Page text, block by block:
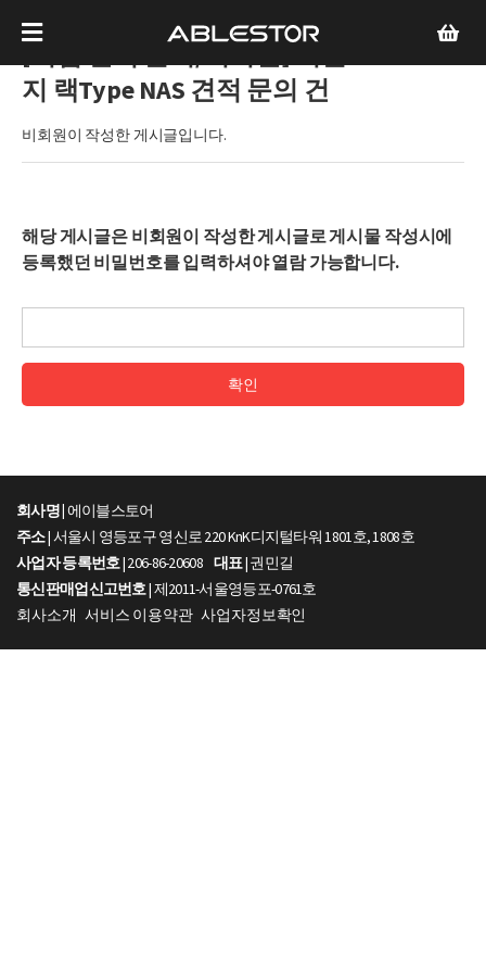
지 랙Type NAS 견적 문의 건
비회원이 작성한 게시글입니다.
해당 게시글은 비회원이 작성한 게시글로 게시물 작성시에
등록했던 비밀번호를 입력하셔야 열람 가능합니다.
회사명 |에이블스토어
주소| 서울시 영등포구 영신로 220 KnK디지털타워 1801호, 1808호
사업자 등록번호| 206-86-20608 대표| 권민길
통신판매업신고번호| 제2011-서울영등포-0761호
회사소개 서비스 이용약관 사업자정보확인